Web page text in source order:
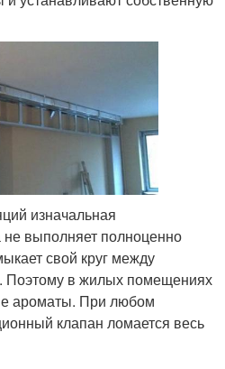
изначальная
выполняет полноценно
свой круг между
Поэтому в жилых помещениях
ароматы. При любом
клапан ломается весь